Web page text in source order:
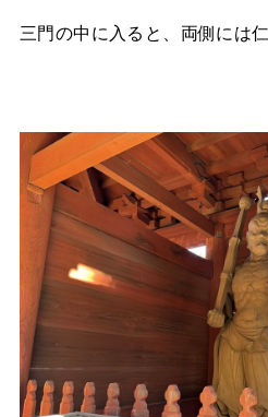
三門の中に入ると、両側には